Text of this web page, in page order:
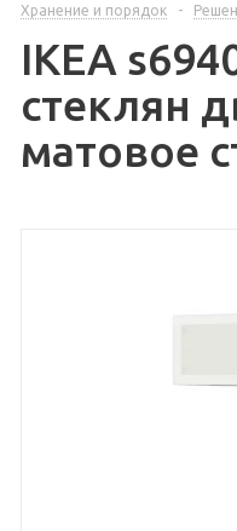
Хранение и порядок -
IKEA
стеклян
матовое